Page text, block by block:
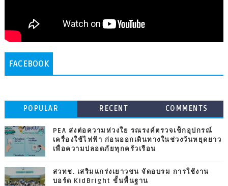
FACEBOOK
POPULAR RECENT COMMENTS
PEA ส่งต่อความห่วงใย รณรงค์ตรวจเช็กอุปกรณ์
เครื่องใช้ไฟฟ้า ก่อนออกเดินทางในช่วงวันหยุดยาว
เพื่อความปลอดภัยทุกครัวเรือน
สวทช. เสริมแกร่งเยาวชน จัดอบรม การใช้งาน
บอร์ด KidBright ขั้นพื้นฐาน